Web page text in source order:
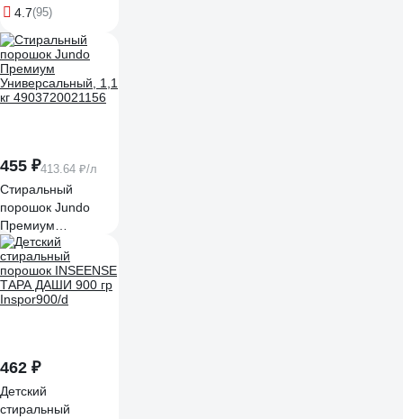
Цветного белья, 1,1
4.7(95)
455 ₽413.64 ₽/л
Стиральный
порошок Jundo
Премиум
Универсальный, 1,1
кг 4903720021156
462 ₽
Детский
стиральный